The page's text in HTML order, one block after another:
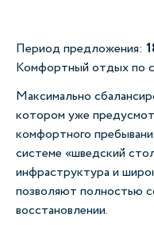
Период предложения:
Комфортный отдых по
Максимально
котором уже
комфортного
системе «шведский
инфраструктура и
позволяют полностью
восстановлении.